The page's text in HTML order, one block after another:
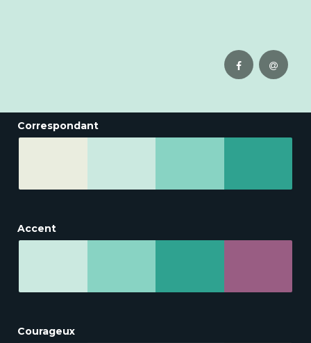
Correspondant
Accent
Courageux